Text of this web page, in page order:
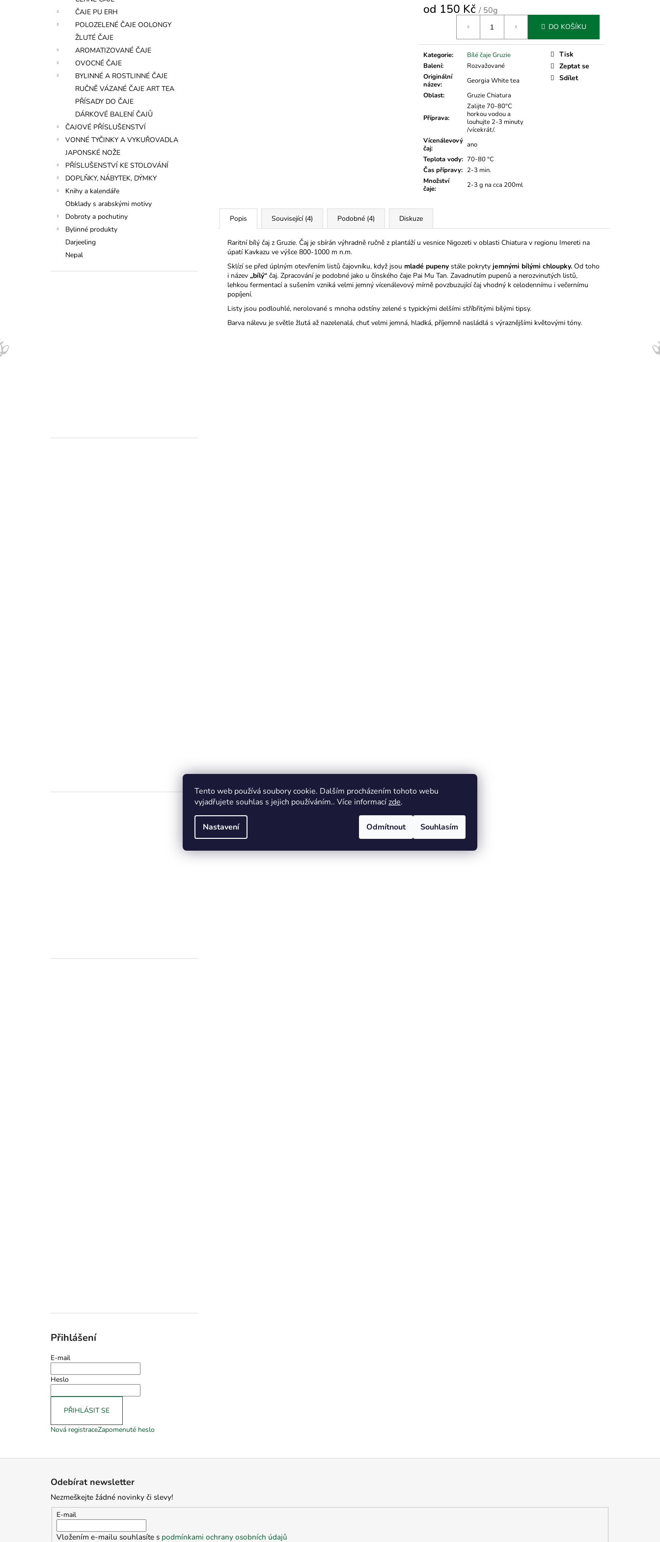
Tento web používá soubory cookie. Dalším procházením tohoto webu
vyjadřujete souhlas s jejich používáním.. Více informacízde.
Nastavení Odmítnout Souhlasím
ČAJE PU ERH
POLOZELENÉ ČAJE OOLONGY
ŽLUTÉ ČAJE
AROMATIZOVANÉ ČAJE
OVOCNÉ ČAJE
BYLINNÉ A ROSTLINNÉ ČAJE
RUČNĚ VÁZANÉ ČAJE ART TEA
PŘÍSADY DO ČAJE
DÁRKOVÉ BALENÍ ČAJŮ
ČAJOVÉ PŘÍSLUŠENSTVÍ
VONNÉ TYČINKY A VYKUŘOVADLA
JAPONSKÉ NOŽE
PŘÍSLUŠENSTVÍ KE STOLOVÁNÍ
DOPLŇKY, NÁBYTEK, DÝMKY
Knihy a kalendáře
Obklady s arabskými motivy
Dobroty a pochutiny
Bylinné produkty
Darjeeling
Nepal
Přihlášení
E-mail
Heslo
PŘIHLÁSIT SE
Nová registraceZapomenuté heslo
od 150 Kč / 50g
DO KOŠÍKU
Kategorie:
Bílé čaje Gruzie
Balení:
Rozvažované
Originální
název:
Georgia White tea
Oblast: Gruzie Chiatura
Příprava:
Zalijte 70-80°C
horkou vodou a
louhujte 2-3 minuty
/vícekrát/.
Vícenálevový
čaj:
ano
Teplota vody: 70-80 °C
Čas přípravy: 2-3 min.
Množství
čaje: 2-3 g na cca 200ml
Tisk
Zeptat se
Sdílet
Popis Související (4) Podobné (4) Diskuze
Raritní bílý čaj z Gruzie. Čaj je sbírán výhradně ručně z plantáží u vesnice Nigozeti v oblasti Chiatura v regionu Imereti na
úpatí Kavkazu ve výšce 800-1000 m n.m.
Sklízí se před úplným otevřením listů čajovníku, když jsou mladé pupeny stále pokryty jemnými bílými chloupky. Od toho
i název „bílý“ čaj. Zpracování je podobné jako u čínského čaje Pai Mu Tan. Zavadnutím pupenů a nerozvinutých listů,
lehkou fermentací a sušením vzniká velmi jemný vícenálevový mírně povzbuzující čaj vhodný k celodennímu i večernímu
popíjení.
Listy jsou podlouhlé, nerolované s mnoha odstíny zelené s typickými delšími stříbřitými bílými tipsy.
Barva nálevu je světle žlutá až nazelenalá, chuť velmi jemná, hladká, příjemně nasládlá s výraznějšími květovými tóny.
Odebírat newsletter
Nezmeškejte žádné novinky či slevy!
E-mail
Vložením e-mailu souhlasíte s podmínkami ochrany osobních údajů